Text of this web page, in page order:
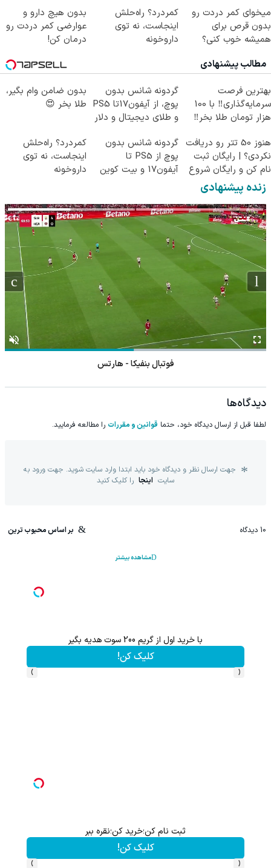
میخوای کمر دردت رو
بدون قرص برای
همیشه خوب کنی؟
کن)
کمردرد؟ راه‌حلش
اینجاست، نه توی
داروخونه
بدون هیچ دارو و
عوارضی کمر دردت رو
درمان کن!
مطالب پیشنهادی
بهترین فرصت
سرمایه‌گذاری‼️ با 100
هزار تومان طلا بخر‼️
گردونه شانس بدون
پوچ، از آیفون17تا PS5
و طلای دیجیتال و دلار
بدون ضامن وام بگیر،
طلا بخر 😍
هنوز 50 تتر رو دریافت
نکردی؟ | رایگان ثبت
نام کن و رایگان شروع
کن!
گردونه شانس بدون
پوچ از PS5 تا
آیفون17 و بیت کوین
کمردرد؟ راه‌حلش
اینجاست، نه توی
داروخونه
زنده پیشنهادی
فوتبال بنفیکا - هارتس
دیدگاه‌ها
لطفا قبل از ارسال دیدگاه خود، حتما قوانین و مقررات را مطالعه فرمایید.
جهت ارسال نظر و دیدگاه خود باید ابتدا وارد سایت شوید. جهت ورود به
سایت اینجا را کلیک کنید
10 دیدگاه بر اساس محبوب ترین
مشاهده بیشتر
با خرید اول از گریم 200 سوت هدیه بگیر
کلیک کن!
‹
›
ثبت نام کن؛خرید کن؛نقره ببر
کلیک کن!
‹
›